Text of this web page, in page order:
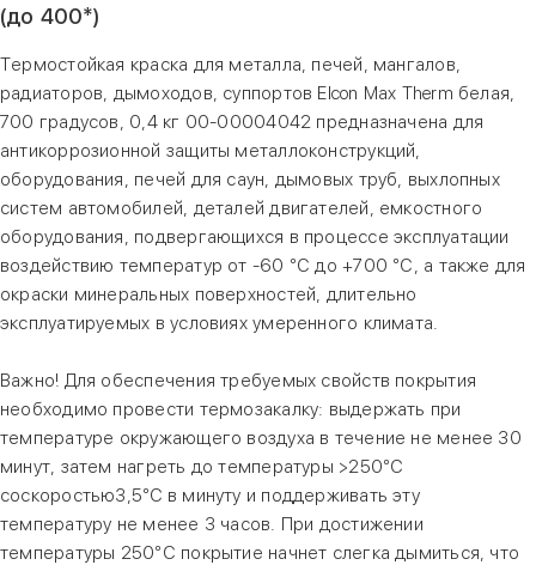
(до 400*)
Термостойкая краска для металла, печей, мангалов,
радиаторов, дымоходов, суппортов Elcon Max Therm белая,
700 градусов, 0,4 кг 00-00004042 предназначена для
антикоррозионной защиты металлоконструкций,
оборудования, печей для саун, дымовых труб, выхлопных
систем автомобилей, деталей двигателей, емкостного
оборудования, подвергающихся в процессе эксплуатации
воздействию температур от -60 °С до +700 °С, а также для
окраски минеральных поверхностей, длительно
эксплуатируемых в условиях умеренного климата.
Важно! Для обеспечения требуемых свойств покрытия
необходимо провести термозакалку: выдержать при
температуре окружающего воздуха в течение не менее 30
минут, затем нагреть до температуры >250°C
соскоростью3,5°C в минуту и поддерживать эту
температуру не менее 3 часов. При достижении
температуры 250°С покрытие начнет слегка дымиться, что